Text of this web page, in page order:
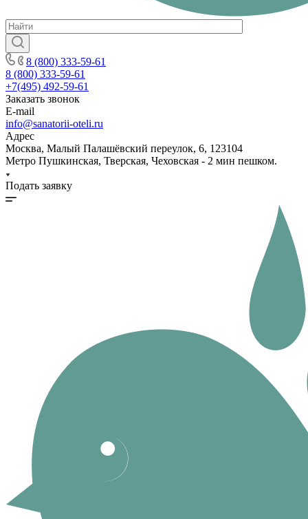
8 (800) 333-59-61
8 (800) 333-59-61
+7(495) 492-59-61
Заказать звонок
E-mail
info@sanatorii-oteli.ru
Адрес
Москва, Малый Палашёвский переулок, 6, 123104
Метро Пушкинская, Тверская, Чеховская - 2 мин пешком.
Подать заявку